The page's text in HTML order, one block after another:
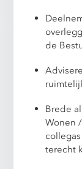
de
Brede
Wonen
terecht